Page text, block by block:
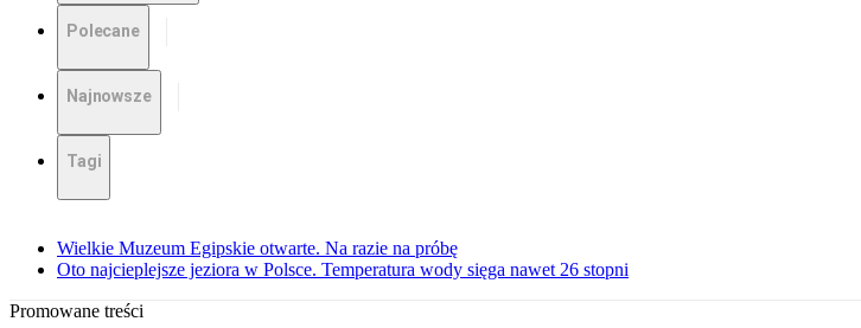
Polecane
Najnowsze
Tagi
Wielkie Muzeum Egipskie otwarte. Na razie na próbę
Oto najcieplejsze jeziora w Polsce. Temperatura wody sięga nawet 26 stopni
Promowane treści